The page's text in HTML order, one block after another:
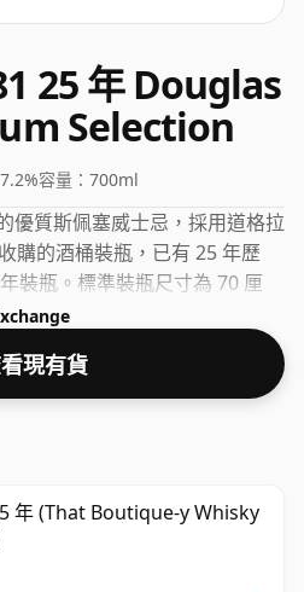
25 年 Douglas
Selection
容量： 700ml
優質斯佩塞威士忌，採用道格拉
購的酒桶裝瓶，已有 25 年歷
裝瓶。標準裝瓶尺寸為 70 厘
現有貨
年 (That Boutique-y Whisky